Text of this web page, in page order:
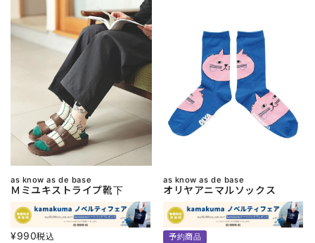
as know as de base
Ｍミユキストライプ靴下
¥990税込
as know as de base
オリヤアニマルソックス
予約商品